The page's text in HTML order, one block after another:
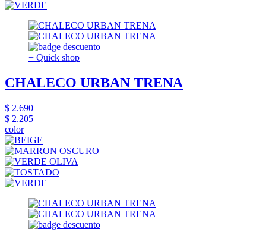
+ Quick shop
CHALECO URBAN TRENA
$ 2.690
$ 2.205
color